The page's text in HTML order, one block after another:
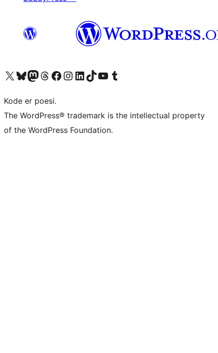
Besøg vores X (tidligere Twitter) konto
Besøg vores Bluesky-konto
Besøg vores Mastodon konto
Besøg vores Threads-konto
Besøg vores Facebook sideBesøg vores Instagram konto
Besøg vores LinkedIn konto
Besøg vores TikTok-konto
Besøg vores YouTube-kanalBesøg vores Tumblr-konto
Kode er poesi.
The WordPress® trademark is the intellectual property
of the WordPress Foundation.